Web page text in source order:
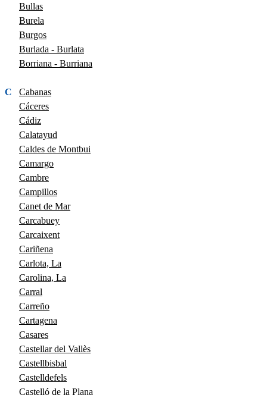
Bullas
Burela
Burgos
Burlada - Burlata
Borriana - Burriana
C
Cabanas
Cáceres
Cádiz
Calatayud
Caldes de Montbui
Camargo
Cambre
Campillos
Canet de Mar
Carcabuey
Carcaixent
Cariñena
Carlota, La
Carolina, La
Carral
Carreño
Cartagena
Casares
Castellar del Vallès
Castellbisbal
Castelldefels
Castelló de la Plana